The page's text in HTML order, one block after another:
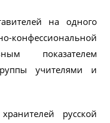
на одного
показателем
учителями и
русской